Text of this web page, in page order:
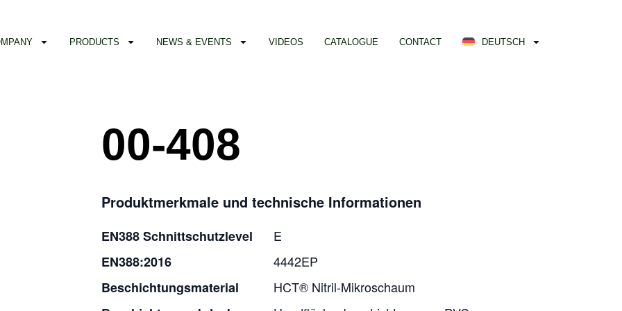
PRODUCTS NEWS & EVENTS VIDEOS CATALOGUE CONTACT DEUTSCH
00-408
Produktmerkmale und technische Informationen
EN388 Schnittschutzlevel
E
EN388:2016
4442EP
Beschichtungsmaterial
HCT® Nitril-Mikroschaum